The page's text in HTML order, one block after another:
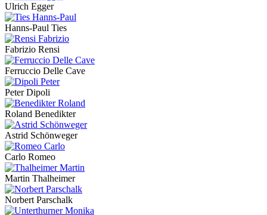
Ulrich Egger
Hanns-Paul Ties
Fabrizio Rensi
Ferruccio Delle Cave
Peter Dipoli
Roland Benedikter
Astrid Schönweger
Carlo Romeo
Martin Thalheimer
Norbert Parschalk